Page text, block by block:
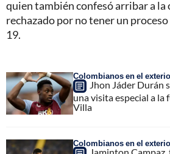
quien también confesó arribar a la
rechazado por no tener un
19.
Colombianos en el
Jhon Jáder Durán
una visita especial a
Villa
Colombianos en el